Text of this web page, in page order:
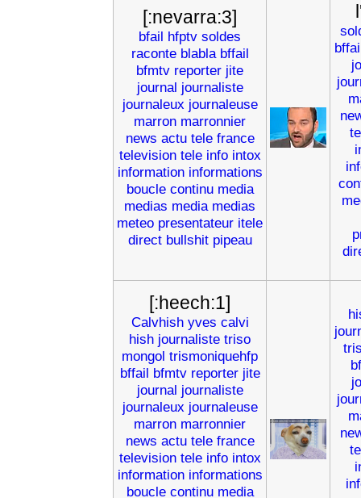
[:nevarra:3]
bfail hfptv soldes
raconte blabla bffail
bfmtv reporter jite
journal journaliste
journaleux journaleuse
marron marronnier
news actu tele france
television tele info intox
information informations
boucle continu media
medias media medias
meteo presentateur itele
direct bullshit pipeau
[:heech:1]
Calvhish yves calvi
hish journaliste triso
mongol trismoniquehfp
bffail bfmtv reporter jite
journal journaliste
journaleux journaleuse
marron marronnier
news actu tele france
television tele info intox
information informations
boucle continu media